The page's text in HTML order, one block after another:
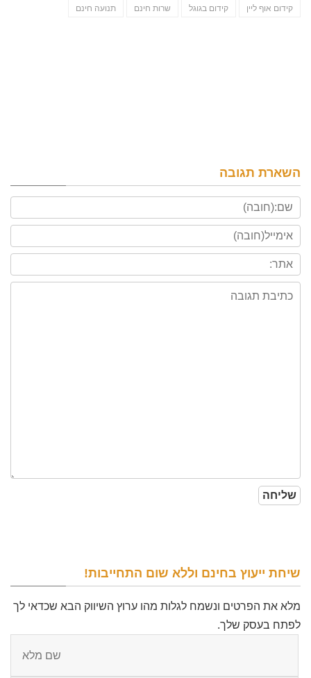
קידום אוף ליין קידום בגוגל שרות חינם תנועה חינם
השארת תגובה
שיחת ייעוץ בחינם וללא שום התחייבות!
מלא את הפרטים ונשמח לגלות מהו ערוץ השיווק הבא שכדאי לך
לפתח בעסק שלך.